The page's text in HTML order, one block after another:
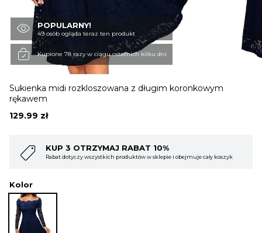
OBUWIE
BLUZY
SWETRY
OKRYCIA WIERZCHNIE
POPULARNY!
49 osób ogląda teraz ten produkt
Kupione 78 razy w ciągu ostatnich kilku dni
Sukienka midi rozkloszowana z długim koronkowym
rękawem
129.99 zł
10%
w sklepie i obejmuje cały koszyk
KUP 4 OTRZYMAJ
Rabat dotyczy wszystkich produktów
Kolor